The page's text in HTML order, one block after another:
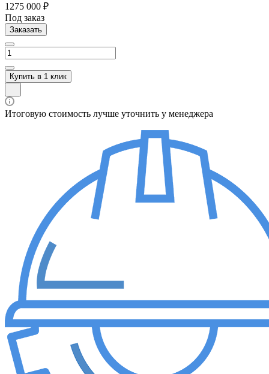
1275 000 ₽
Под заказ
Заказать
Купить в 1 клик
Итоговую стоимость лучше уточнить у менеджера